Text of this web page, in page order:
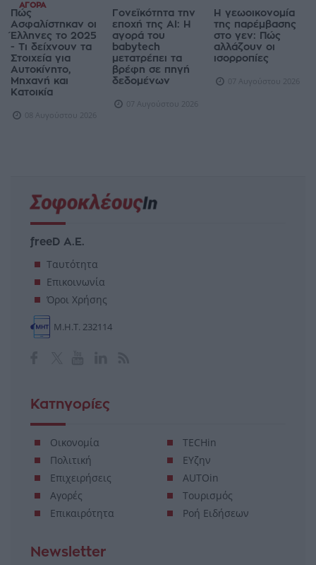
ΑΓΟΡΆ
Πώς
Ασφαλίστηκαν οι
Έλληνες το 2025
- Τι δείχνουν τα
Στοιχεία για
Αυτοκίνητο,
Μηχανή και
Κατοικία
08 Αυγούστου 2026
Γονεϊκότητα την
εποχή της AI: Η
αγορά του
babytech
μετατρέπει τα
βρέφη σε πηγή
δεδομένων
07 Αυγούστου 2026
Η γεωοικονομία
της παρέμβασης
στο γεν: Πώς
αλλάζουν οι
ισορροπίες
07 Αυγούστου 2026